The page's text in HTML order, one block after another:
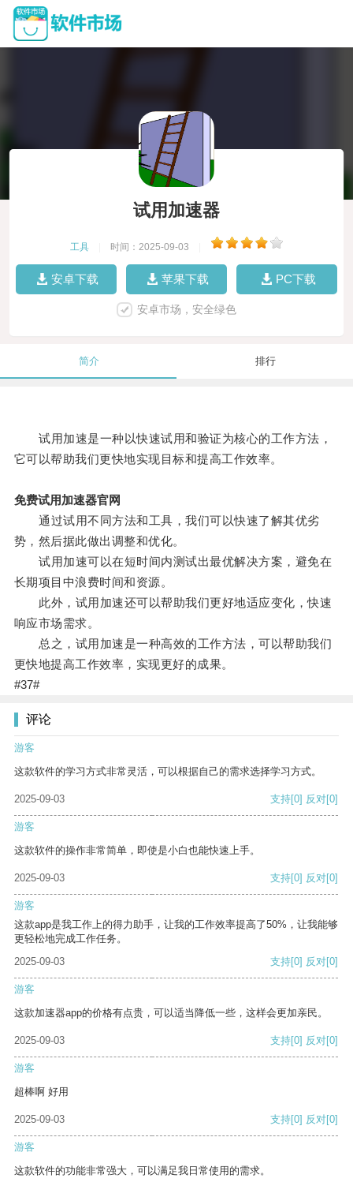
试用加速器
工具 时间：2025-09-03
安卓下载 苹果下载 PC下载
安卓市场，安全绿色
简介 排行
试用加速是一种以快速试用和验证为核心的工作方法，
它可以帮助我们更快地实现目标和提高工作效率。
免费试用加速器官网
通过试用不同方法和工具，我们可以快速了解其优劣
势，然后据此做出调整和优化。
试用加速可以在短时间内测试出最优解决方案，避免在
长期项目中浪费时间和资源。
此外，试用加速还可以帮助我们更好地适应变化，快速
响应市场需求。
总之，试用加速是一种高效的工作方法，可以帮助我们
更快地提高工作效率，实现更好的成果。
#37#
评论
游客
这款软件的学习方式非常灵活，可以根据自己的需求选择学习方式。
2025-09-03 支持[0] 反对[0]
游客
这款软件的操作非常简单，即使是小白也能快速上手。
2025-09-03 支持[0] 反对[0]
游客
这款app是我工作上的得力助手，让我的工作效率提高了50%，让我能够
更轻松地完成工作任务。
2025-09-03
支持[0] 反对[0]
游客
这款加速器app的价格有点贵，可以适当降低一些，这样会更加亲民。
2025-09-03 支持[0] 反对[0]
游客
超棒啊 好用
2025-09-03 支持[0] 反对[0]
游客
这款软件的功能非常强大，可以满足我日常使用的需求。